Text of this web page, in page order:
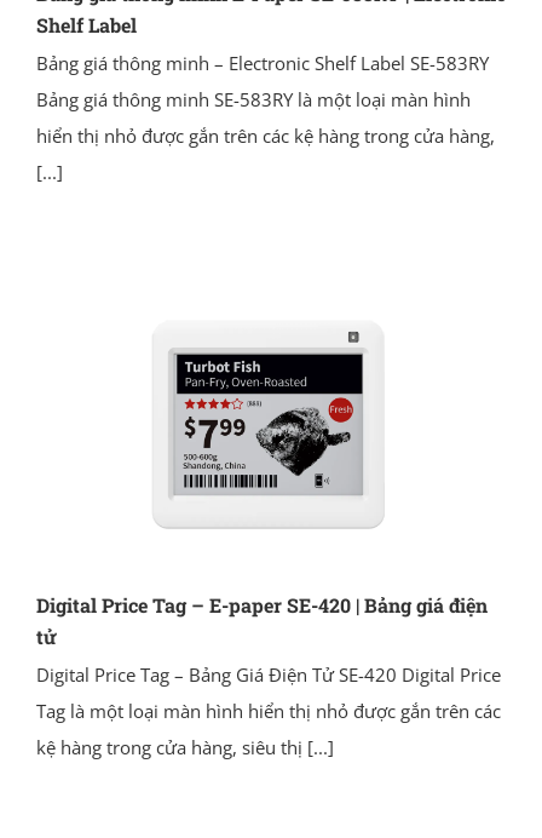
Shelf Label
Bảng giá thông minh – Electronic Shelf Label SE-583RY
Bảng giá thông minh SE-583RY là một loại màn hình
hiển thị nhỏ được gắn trên các kệ hàng trong cửa hàng,
[...]
Digital Price Tag – E-paper SE-420 | Bảng giá điện
tử
Digital Price Tag – Bảng Giá Điện Tử SE-420 Digital Price
Tag là một loại màn hình hiển thị nhỏ được gắn trên các
kệ hàng trong cửa hàng, siêu thị [...]